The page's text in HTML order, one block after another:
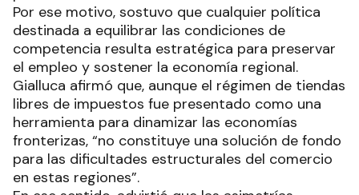
Por ese motivo, sostuvo que cualquier política
destinada a equilibrar las condiciones de
competencia resulta estratégica para preservar
el empleo y sostener la economía regional.
Gialluca afirmó que, aunque el régimen de tiendas
libres de impuestos fue presentado como una
herramienta para dinamizar las economías
fronterizas, “no constituye una solución de fondo
para las dificultades estructurales del comercio
en estas regiones”.